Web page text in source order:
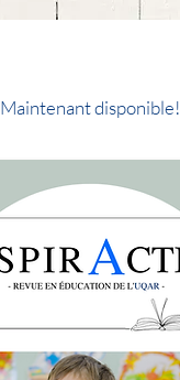
Maintenant disponible!